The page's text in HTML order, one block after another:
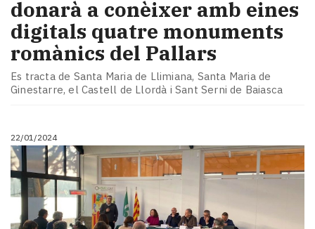
donarà a conèixer amb eines
digitals quatre monuments
romànics del Pallars
Es tracta de Santa Maria de Llimiana, Santa Maria de
Ginestarre, el Castell de Llordà i Sant Serni de Baiasca
22/01/2024